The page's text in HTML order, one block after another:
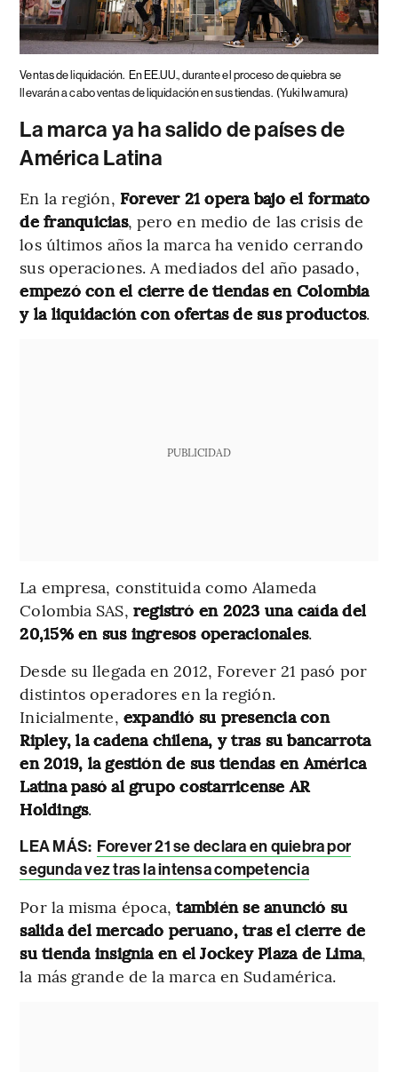
Ventas de liquidación. En EE.UU., durante el proceso de quiebra se
llevarán a cabo ventas de liquidación en sus tiendas. (Yuki Iwamura)
La marca ya ha salido de países de
América Latina
En la región, Forever 21 opera bajo el formato
de franquicias, pero en medio de las crisis de
los últimos años la marca ha venido cerrando
sus operaciones. A mediados del año pasado,
empezó con el cierre de tiendas en Colombia
y la liquidación con ofertas de sus productos.
PUBLICIDAD
La empresa, constituida como Alameda
Colombia SAS, registró en 2023 una caída del
20,15% en sus ingresos operacionales.
Desde su llegada en 2012, Forever 21 pasó por
distintos operadores en la región.
Inicialmente, expandió su presencia con
Ripley, la cadena chilena, y tras su bancarrota
en 2019, la gestión de sus tiendas en América
Latina pasó al grupo costarricense AR
Holdings.
LEA MÁS: Forever 21 se declara en quiebra por
segunda vez tras la intensa competencia
Por la misma época,también se anunció su
salida del mercado peruano, tras el cierre de
su tienda insignia en el Jockey Plaza de Lima,
la más grande de la marca en Sudamérica.